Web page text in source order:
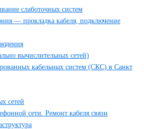
слаботочных систем
— прокладка кабеля, подключение
вычислительных сетей)
кабельных систем (СКС) в Санкт
сетей
сети. Ремонт кабеля связи